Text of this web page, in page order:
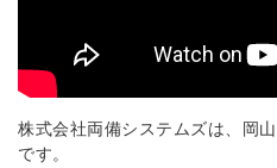
株式会社両備システムズは、岡
です。